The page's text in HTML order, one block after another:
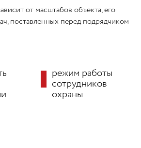
от масштабов объекта, его
поставленных перед подрядчиком
режим работы
сотрудников
охраны